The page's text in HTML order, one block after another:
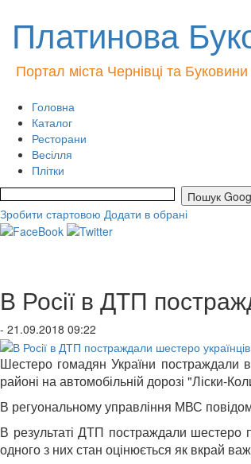
Платинова
Портал міста Чернівці та Буковини
Головна
Каталог
Ресторани
Весілля
Плітки
Зробити стартовою Додати в обрані
В Росії в ДТП
- 21.09.2018 09:22
Шестеро гомадян України постраждали
районі на автомобільній дорозі "Ліски-
В регуональному управління МВС
В результаті ДТП постраждали шестеро
одного з них стан оцінюється як вкрай